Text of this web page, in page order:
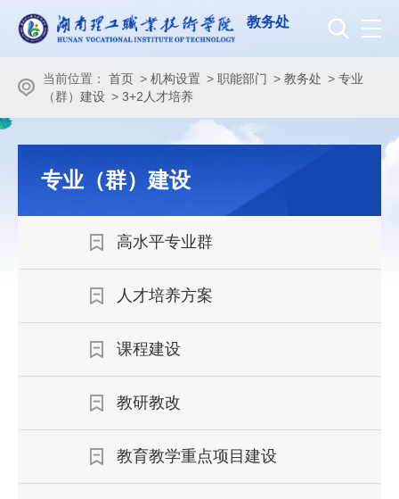
教务处
当前位置： 首页 > 机构设置 > 职能部门 > 教务处 > 专业
（群）建设 > 3+2人才培养
专业（群）建设
高水平专业群
人才培养方案
课程建设
教研教改
教育教学重点项目建设